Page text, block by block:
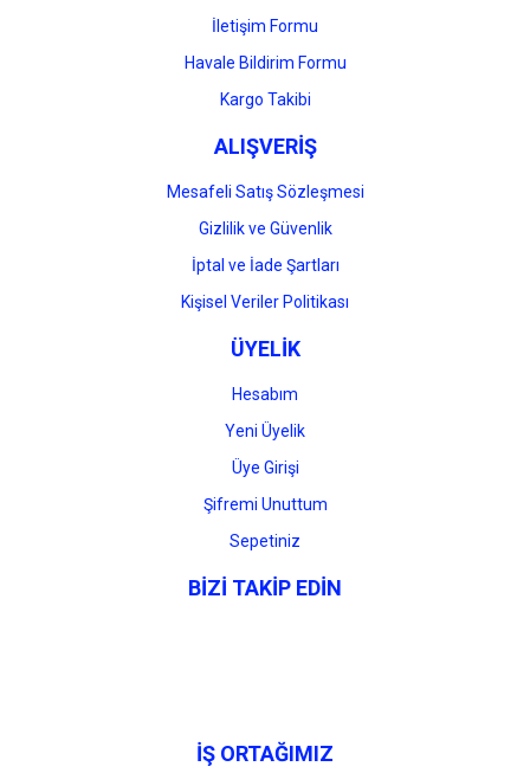
Gönder
İletişim Formu
Havale Bildirim Formu
Kargo Takibi
ALIŞVERİŞ
Mesafeli Satış Sözleşmesi
Gizlilik ve Güvenlik
İptal ve İade Şartları
Kişisel Veriler Politikası
ÜYELİK
Hesabım
Yeni Üyelik
Üye Girişi
Şifremi Unuttum
Sepetiniz
BİZİ TAKİP EDİN
İŞ ORTAĞIMIZ